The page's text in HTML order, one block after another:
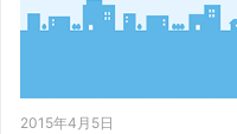
2015年4月5日